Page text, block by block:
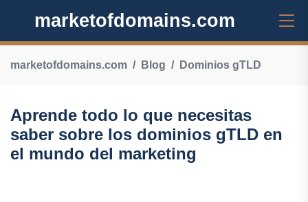
marketofdomains.com
marketofdomains.com Blog Dominios gTLD
Aprende todo lo que necesitas
saber sobre los dominios gTLD en
el mundo del marketing